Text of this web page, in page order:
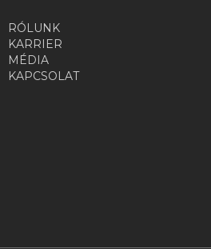
RÓLUNK
KARRIER
MÉDIA
KAPCSOLAT